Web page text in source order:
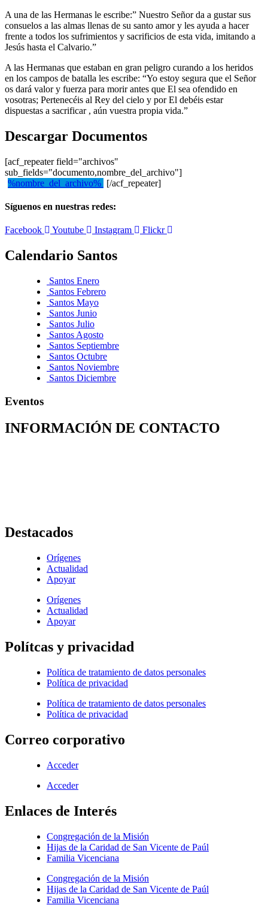
A una de las Hermanas le escribe:” Nuestro Señor da a gustar sus
consuelos a las almas llenas de su santo amor y les ayuda a hacer
frente a todos los sufrimientos y sacrificios de esta vida, imitando a
Jesús hasta el Calvario.”
A las Hermanas que estaban en gran peligro curando a los heridos
en los campos de batalla les escribe: “Yo estoy segura que el Señor
os dará valor y fuerza para morir antes que El sea ofendido en
vosotras; Pertenecéis al Rey del cielo y por El debéis estar
dispuestas a sacrificar , aún vuestra propia vida.”
Descargar Documentos
[acf_repeater field="archivos"
sub_fields="documento,nombre_del_archivo"]
%nombre_del_archivo% [/acf_repeater]
Síguenos en nuestras redes:
Facebook Youtube Instagram Flickr
Calendario Santos
Santos Enero
Santos Febrero
Santos Mayo
Santos Junio
Santos Julio
Santos Agosto
Santos Septiembre
Santos Octubre
Santos Noviembre
Santos Diciembre
Eventos
INFORMACIÓN DE CONTACTO
Destacados
Orígenes
Actualidad
Apoyar
Orígenes
Actualidad
Apoyar
Polítcas y privacidad
Política de tratamiento de datos personales
Política de privacidad
Política de tratamiento de datos personales
Política de privacidad
Correo corporativo
Acceder
Acceder
Enlaces de Interés
Congregación de la Misión
Hijas de la Caridad de San Vicente de Paúl
Familia Vicenciana
Congregación de la Misión
Hijas de la Caridad de San Vicente de Paúl
Familia Vicenciana